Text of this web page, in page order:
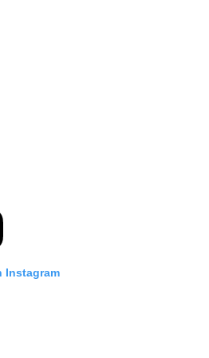
Instagram